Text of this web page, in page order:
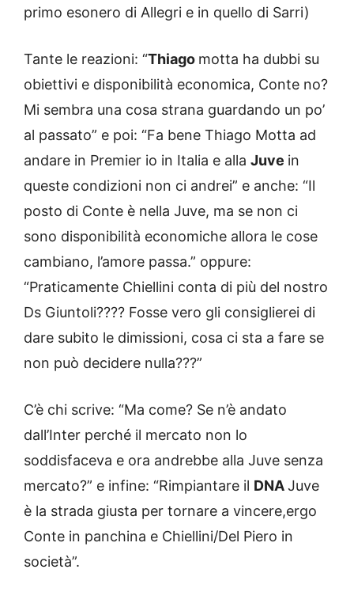
primo esonero di Allegri e in quello di Sarri)
Tante le reazioni: “Thiago motta ha dubbi su
obiettivi e disponibilità economica, Conte no?
Mi sembra una cosa strana guardando un po’
al passato” e poi: “Fa bene Thiago Motta ad
andare in Premier io in Italia e alla Juve in
queste condizioni non ci andrei” e anche: “Il
posto di Conte è nella Juve, ma se non ci
sono disponibilità economiche allora le cose
cambiano, l’amore passa.” oppure:
“Praticamente Chiellini conta di più del nostro
Ds Giuntoli???? Fosse vero gli consiglierei di
dare subito le dimissioni, cosa ci sta a fare se
non può decidere nulla???”
C’è chi scrive: “Ma come? Se n’è andato
dall’Inter perché il mercato non lo
soddisfaceva e ora andrebbe alla Juve senza
mercato?” e infine: “Rimpiantare il DNAJuve
è la strada giusta per tornare a vincere,ergo
Conte in panchina e Chiellini/Del Piero in
società”.